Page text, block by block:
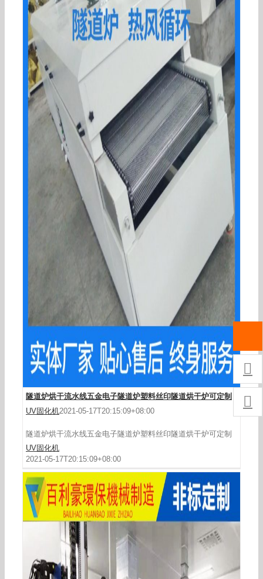
隧道炉烘干流水线五金电子隧道炉塑料丝印隧道烘干炉可定制
UV固化机2021-05-17T20:15:09+08:00
隧道炉烘干流水线五金电子隧道炉塑料丝印隧道烘干炉可定制
UV固化机
2021-05-17T20:15:09+08:00
燃气隧道炉_百利豪食品燃气隧道炉pcb热风隧道炉
五金热处理

